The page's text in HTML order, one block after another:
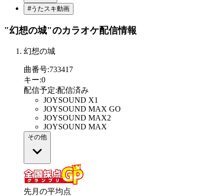
#うたスキ動画
"幻想の城"のカラオケ配信情報
幻想の城
曲番号:733417
キー:0
配信予定:配信済み
JOYSOUND X1
JOYSOUND MAX GO
JOYSOUND MAX2
JOYSOUND MAX
その他
先月の平均点